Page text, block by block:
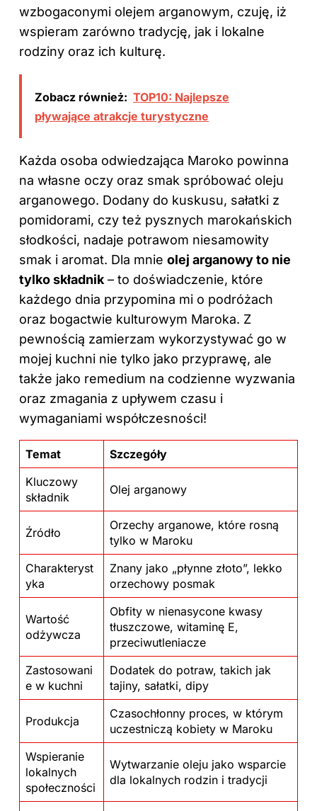
wzbogaconymi olejem arganowym, czuję, iż
wspieram zarówno tradycję, jak i lokalne
rodziny oraz ich kulturę.
Zobacz również: TOP10: Najlepsze
pływające atrakcje turystyczne
Każda osoba odwiedzająca Maroko powinna
na własne oczy oraz smak spróbować oleju
arganowego. Dodany do kuskusu, sałatki z
pomidorami, czy też pysznych marokańskich
słodkości, nadaje potrawom niesamowity
smak i aromat. Dla mnie olej arganowy to nie
tylko składnik – to doświadczenie, które
każdego dnia przypomina mi o podróżach
oraz bogactwie kulturowym Maroka. Z
pewnością zamierzam wykorzystywać go w
mojej kuchni nie tylko jako przyprawę, ale
także jako remedium na codzienne wyzwania
oraz zmagania z upływem czasu i
wymaganiami współczesności!
Temat
Szczegóły
Kluczowy
składnik
Olej arganowy
Źródło
Orzechy arganowe, które rosną
tylko w Maroku
Charakteryst
yka
Znany jako „płynne złoto”, lekko
orzechowy posmak
Wartość
odżywcza
Obfity w nienasycone kwasy
tłuszczowe, witaminę E,
przeciwutleniacze
Zastosowani
e w kuchni
Dodatek do potraw, takich jak
tajiny, sałatki, dipy
Produkcja
Czasochłonny proces, w którym
uczestniczą kobiety w Maroku
Wspieranie
lokalnych
społeczności
Wytwarzanie oleju jako wsparcie
dla lokalnych rodzin i tradycji